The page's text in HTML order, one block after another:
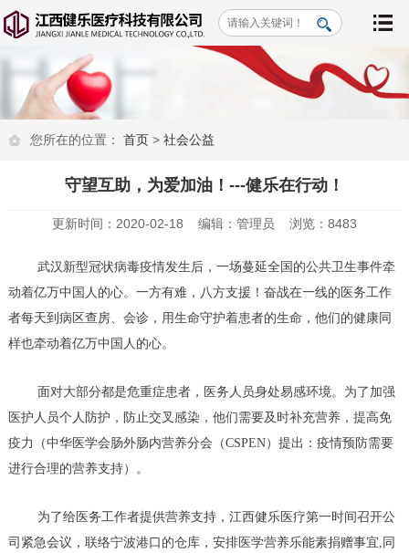
您所在的位置： 首页> 社会公益
守望互助，为爱加油！---健乐在行动！
更新时间：2020-02-18 编辑：管理员 浏览：8483
武汉新型冠状病毒疫情发生后，一场蔓延全国的公共卫生事件牵
动着亿万中国人的心。一方有难，八方支援！奋战在一线的医务工作
者每天到病区查房、会诊，用生命守护着患者的生命，他们的健康同
样也牵动着亿万中国人的心。
面对大部分都是危重症患者，医务人员身处易感环境。为了加强
医护人员个人防护，防止交叉感染，他们需要及时补充营养，提高免
疫力（中华医学会肠外肠内营养分会（CSPEN）提出：疫情预防需要
进行合理的营养支持）。
为了给医务工作者提供营养支持，江西健乐医疗第一时间召开公
司紧急会议，联络宁波港口的仓库，安排医学营养乐能素捐赠事宜,同